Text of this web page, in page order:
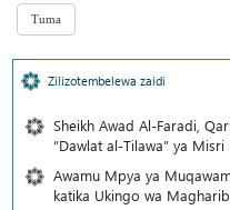
Zilizotembelewa zaidi
Sheikh Awad Al-Faradi,
“Dawlat al-Tilawa” ya
Awamu Mpya ya
katika Ukingo wa